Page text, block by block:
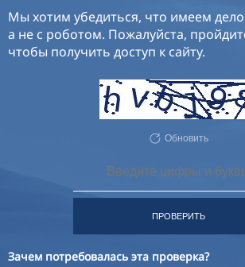
Мы хотим убедиться, что имеем
а не с роботом. Пожалуйста,
чтобы получить доступ к сайту.
Обновить
ПРОВЕРИТЬ
Зачем потребовалась эта проверка?